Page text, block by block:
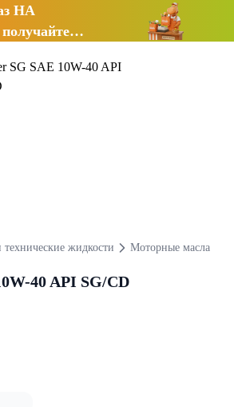
НА
жидкости Моторные масла
40 API SG/CD